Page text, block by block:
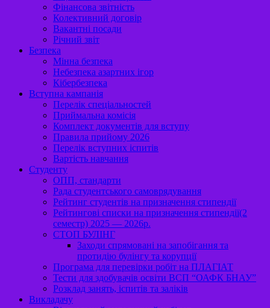
Фінансова звітність
Колективний договір
Вакантні посади
Річний звіт
Безпека
Мінна безпека
Небезпека азартних ігор
Кібербезпека
Вступна кампанія
Перелік спеціальностей
Приймальна комісія
Комплект документів для вступу
Правила прийому 2026
Перелік вступних іспитів
Вартість навчання
Студенту
ОПП, стандарти
Рада студентського самоврядування
Рейтинг студентів на призначення стипендії
Рейтингові списки на призначення стипендії(2
семестр) 2025 — 2026р.
СТОП БУЛІНГ
Заходи спрямовані на запобігання та
протидію булінгу та корупції
Програма для перевірки робіт на ПЛАГІАТ
Тести для здобувачів освіти ВСП “ОАФК БНАУ”
Розклад занять, іспитів та заліків
Викладачу